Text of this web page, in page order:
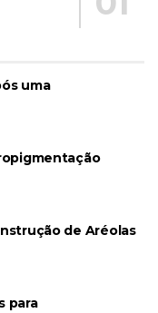
uma
de Aréolas
para